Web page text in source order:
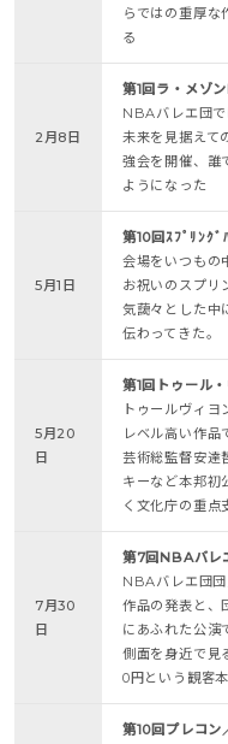
らではの重厚な
る
2月8日
第1回ラ・メゾ
NBAバレエ団
未来を見据えて
強会を開催、誰
ようになった
5月1日
第10回ｽﾌﾟﾘﾝｸ
会場をいつもの
お祝いのスプリ
気藹々とした中
伝わってきた。
5月20
日
第1回トゥール
トゥールヴィヨ
レベル高い作品
芸術総監督安達
キーなど本邦初
く文化庁の重点
7月30
日
第7回NBAバレ
NBAバレエ団
作品の発表と、
にあふれた公演
側面を身近で見
0円という観客
第10回プレコン